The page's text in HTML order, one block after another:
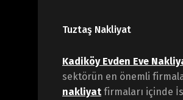
Tuztaş Nakliyat
Kadiköy Evden Eve
sektörün en önemli
nakliyat firmaları içinde